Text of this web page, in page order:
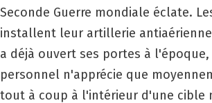
Seconde Guerre mondiale éclate.
installent leur artillerie
a déjà ouvert ses portes à l'époque,
personnel n'apprécie que
tout à coup à l'intérieur d'une cible